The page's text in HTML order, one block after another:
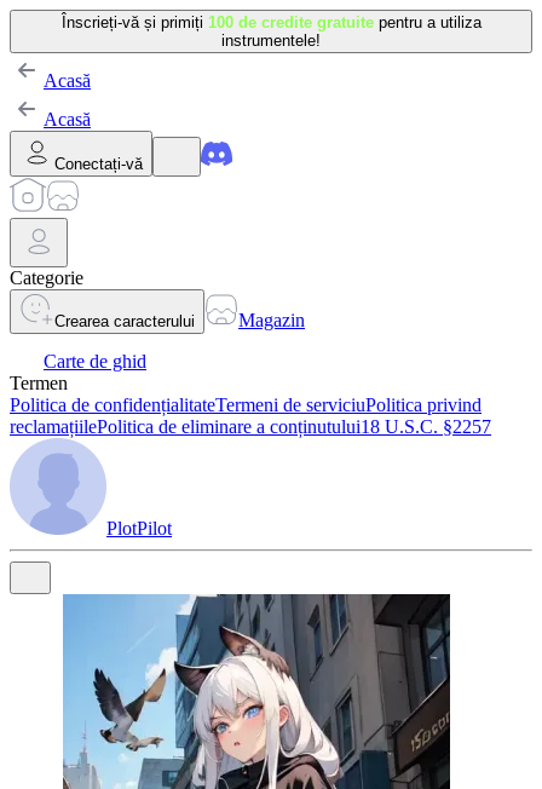
Înscrieți-vă și primiți 100 de credite gratuite pentru a utiliza
instrumentele!
Acasă
Acasă
Conectați-vă
Categorie
Crearea caracterului
Magazin
Carte de ghid
Termen
Politica de confidențialitateTermeni de serviciuPolitica privind
reclamațiilePolitica de eliminare a conținutului18 U.S.C. §2257
PlotPilot